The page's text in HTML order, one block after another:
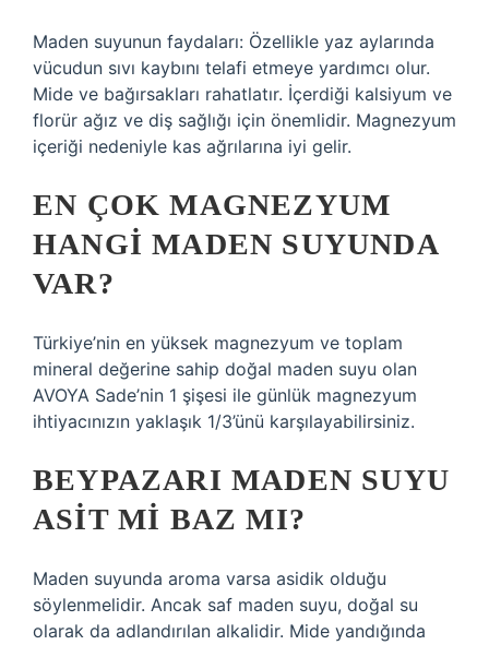
Maden suyunun faydaları: Özellikle yaz aylarında
vücudun sıvı kaybını telafi etmeye yardımcı olur.
Mide ve bağırsakları rahatlatır. İçerdiği kalsiyum ve
florür ağız ve diş sağlığı için önemlidir. Magnezyum
içeriği nedeniyle kas ağrılarına iyi gelir.
EN ÇOK MAGNEZYUM
HANGI MADEN SUYUNDA
VAR?
Türkiye’nin en yüksek magnezyum ve toplam
mineral değerine sahip doğal maden suyu olan
AVOYA Sade’nin 1 şişesi ile günlük magnezyum
ihtiyacınızın yaklaşık 1/3’ünü karşılayabilirsiniz.
BEYPAZARI MADEN SUYU
ASIT MI BAZ MI?
Maden suyunda aroma varsa asidik olduğu
söylenmelidir. Ancak saf maden suyu, doğal su
olarak da adlandırılan alkalidir. Mide yandığında